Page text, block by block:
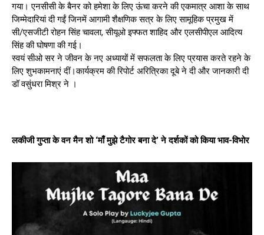
गया। एनसीसी के बैनर को हमेशा के लिए ऊंचा करने की एकमात्र आशा के साथ
जिम्मेदारियां दी गईं जिनमें आगामी शैक्षणिक सत्र के लिए सामूहिक प्रमुख में
सी/एसजीटी रोहन सिंह चावला, सीयूओ इफ्फत शाहिद और एलसीपीएल आदित्य
सिंह की घोषणा की गई।
स्वयं सीओ सर ने जीवन के नए अध्यायों में सफलता के लिए प्रयास करते रहने के
लिए शुभकामनाएं दीं।कार्यक्रम की रिपोर्ट अरित्रिका दूबे ने दी और जानकारी दी
डॉ वसुंधरा मिश्र ने ।
लकीजी गुप्ता के वन मैन शो ‘मांँ मुझे टैगोर बना दे’ ने दर्शकों को किया भाव-विभोर